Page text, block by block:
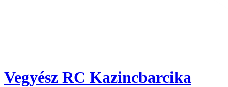
Vegyész RC Kazincbarcika